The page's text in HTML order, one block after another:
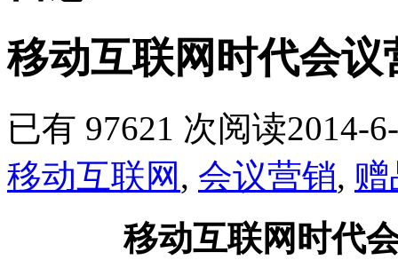
移动互联网时代会
已有 97621 次阅读2014-
移动互联网 , 会议营销, 赠
移动互联网时代